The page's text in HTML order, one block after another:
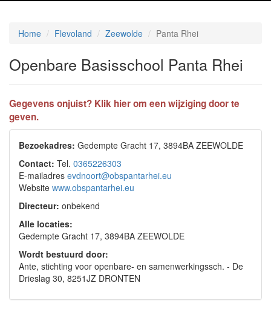
Home Flevoland Zeewolde Panta Rhei
Openbare Basisschool Panta Rhei
Gegevens onjuist? Klik hier om een wijziging door te
geven.
Bezoekadres: Gedempte Gracht 17, 3894BA ZEEWOLDE
Contact: Tel. 0365226303
E-mailadres evdnoort@obspantarhei.eu
Website www.obspantarhei.eu
Directeur: onbekend
Alle locaties:
Gedempte Gracht 17, 3894BA ZEEWOLDE
Wordt bestuurd door:
Ante, stichting voor openbare- en samenwerkingssch. - De
Drieslag 30, 8251JZ DRONTEN